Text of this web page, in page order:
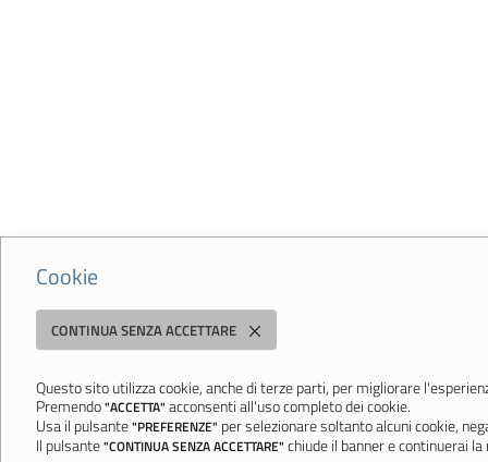
Cookie
CONTINUA SENZA ACCETTARE
Questo sito utilizza cookie, anche di terze parti, per migliorare
Premendo"ACCETTA" acconsenti all'uso completo dei cookie.
Usa il pulsante"PREFERENZE" per selezionare soltanto alcuni cookie,
Il pulsante"CONTINUA SENZA ACCETTARE" chiude il banner e continuerai